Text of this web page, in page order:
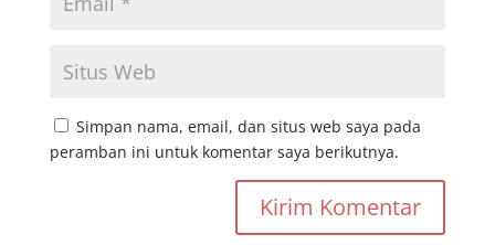
Simpan nama, email, dan situs web saya pada
peramban ini untuk komentar saya berikutnya.